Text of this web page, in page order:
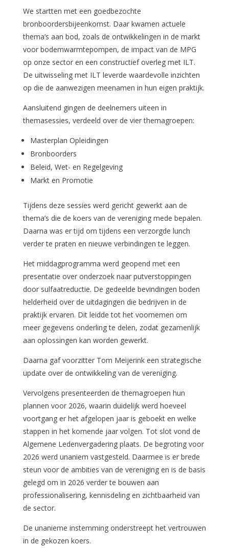
We startten met een goedbezochte
bronboordersbijeenkomst. Daar kwamen actuele
thema’s aan bod, zoals de ontwikkelingen in de markt
voor bodemwarmtepompen, de impact van de MPG
op onze sector en een constructief overleg met ILT.
De uitwisseling met ILT leverde waardevolle inzichten
op die de aanwezigen meenamen in hun eigen praktijk.
Aansluitend gingen de deelnemers uiteen in
themasessies, verdeeld over de vier themagroepen:
Masterplan Opleidingen
Bronboorders
Beleid, Wet- en Regelgeving
Markt en Promotie
Tijdens deze sessies werd gericht gewerkt aan de
thema’s die de koers van de vereniging mede bepalen.
Daarna was er tijd om tijdens een verzorgde lunch
verder te praten en nieuwe verbindingen te leggen.
Het middagprogramma werd geopend met een
presentatie over onderzoek naar putverstoppingen
door sulfaatreductie. De gedeelde bevindingen boden
helderheid over de uitdagingen die bedrijven in de
praktijk ervaren. Dit leidde tot het voornemen om
meer gegevens onderling te delen, zodat gezamenlijk
aan oplossingen kan worden gewerkt.
Daarna gaf voorzitter Tom Meijerink een strategische
update over de ontwikkeling van de vereniging.
Vervolgens presenteerden de themagroepen hun
plannen voor 2026, waarin duidelijk werd hoeveel
voortgang er het afgelopen jaar is geboekt en welke
stappen in het komende jaar volgen. Tot slot vond de
Algemene Ledenvergadering plaats. De begroting voor
2026 werd unaniem vastgesteld. Daarmee is er brede
steun voor de ambities van de vereniging en is de basis
gelegd om in 2026 verder te bouwen aan
professionalisering, kennisdeling en zichtbaarheid van
de sector.
De unanieme instemming onderstreept het vertrouwen
in de gekozen koers.